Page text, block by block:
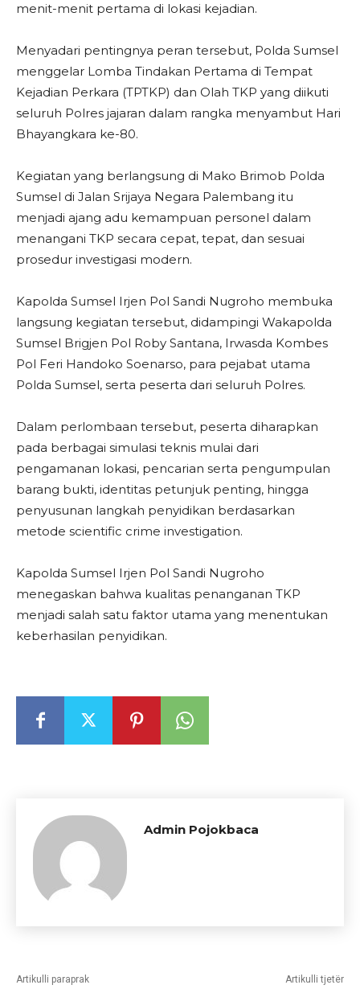
menit-menit pertama di lokasi kejadian.
Menyadari pentingnya peran tersebut, Polda Sumsel
menggelar Lomba Tindakan Pertama di Tempat
Kejadian Perkara (TPTKP) dan Olah TKP yang diikuti
seluruh Polres jajaran dalam rangka menyambut Hari
Bhayangkara ke-80.
Kegiatan yang berlangsung di Mako Brimob Polda
Sumsel di Jalan Srijaya Negara Palembang itu
menjadi ajang adu kemampuan personel dalam
menangani TKP secara cepat, tepat, dan sesuai
prosedur investigasi modern.
Kapolda Sumsel Irjen Pol Sandi Nugroho membuka
langsung kegiatan tersebut, didampingi Wakapolda
Sumsel Brigjen Pol Roby Santana, Irwasda Kombes
Pol Feri Handoko Soenarso, para pejabat utama
Polda Sumsel, serta peserta dari seluruh Polres.
Dalam perlombaan tersebut, peserta diharapkan
pada berbagai simulasi teknis mulai dari
pengamanan lokasi, pencarian serta pengumpulan
barang bukti, identitas petunjuk penting, hingga
penyusunan langkah penyidikan berdasarkan
metode scientific crime investigation.
Kapolda Sumsel Irjen Pol Sandi Nugroho
menegaskan bahwa kualitas penanganan TKP
menjadi salah satu faktor utama yang menentukan
keberhasilan penyidikan.
Admin Pojokbaca
Artikulli paraprak Artikulli tjetër